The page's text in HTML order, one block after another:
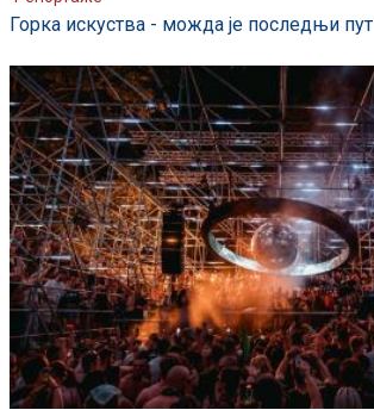
Горка искуства - можда је последњи пут